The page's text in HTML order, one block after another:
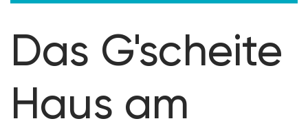
Das G'scheite
Haus am